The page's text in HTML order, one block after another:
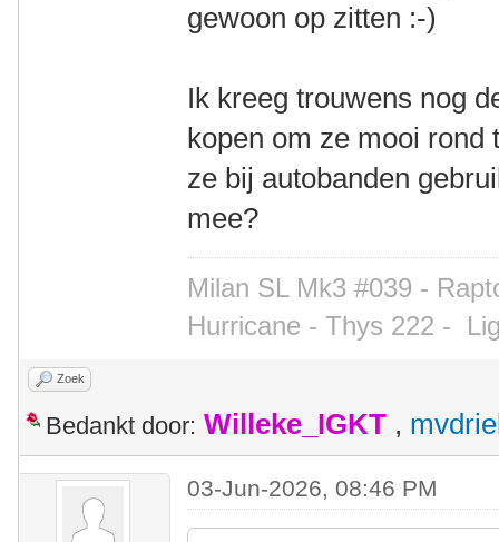
gewoon op zitten :-)
Ik kreeg trouwens nog
kopen om ze mooi rond
ze bij autobanden
mee?
Milan SL Mk3 #039 -
Hurricane - Thys 222 -
Zoek
Bedankt door: Willeke_IGKT ,
03-Jun-2026, 08:46 PM